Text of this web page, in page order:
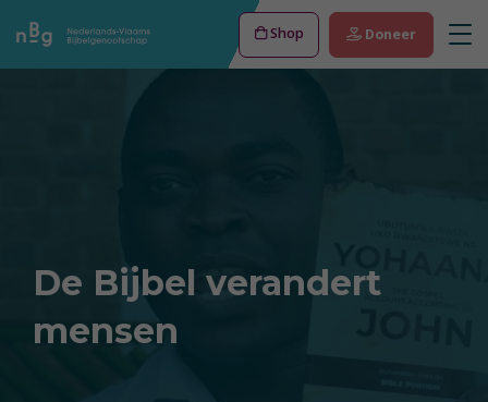
Shop Doneer
De Bijbel verandert
mensen